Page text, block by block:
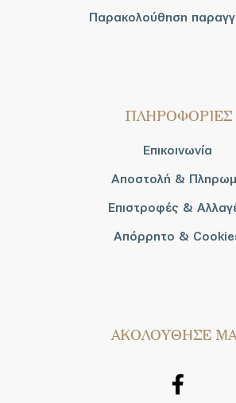
Παρακολούθηση
ΠΛΗΡΟΦΟΡΙΕΣ
Επικοινωνία
Αποστολή &
Επιστροφές &
Απόρρητο &
AΚΟΛΟΥΘΗΣΕ